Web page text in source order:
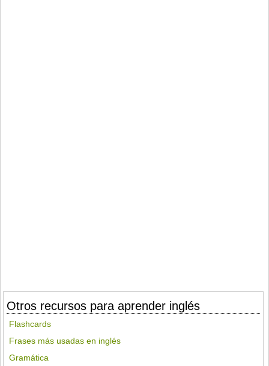
Otros recursos para aprender inglés
Flashcards
Frases más usadas en inglés
Gramática